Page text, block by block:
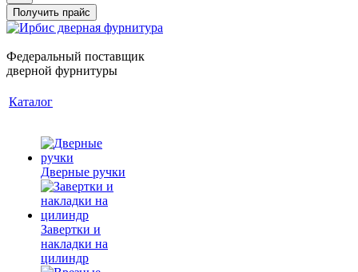
Получить прайс
Федеральный поставщик
дверной фурнитуры
Каталог
Дверные ручки
Завертки и
накладки на
цилиндр